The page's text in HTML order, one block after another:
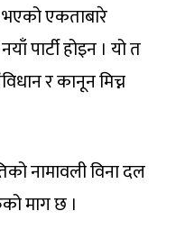
एकताबारे
पार्टी होइन । यो त
र कानून मिच्न
नामावली विना दल
माग छ ।